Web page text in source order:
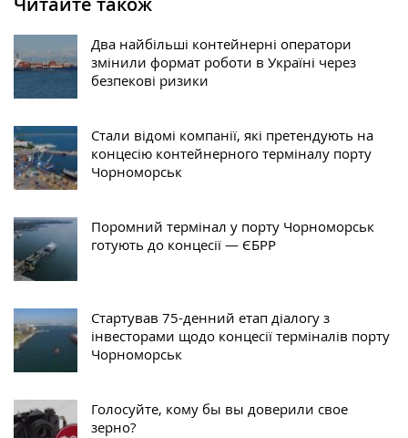
Два найбільші контейнерні оператори
змінили формат роботи в Україні через
безпекові ризики
Стали відомі компанії, які претендують на
концесію контейнерного терміналу порту
Чорноморськ
Поромний термінал у порту Чорноморськ
готують до концесії — ЄБРР
Стартував 75-денний етап діалогу з
інвесторами щодо концесії терміналів порту
Чорноморськ
Голосуйте, кому бы вы доверили свое
зерно?